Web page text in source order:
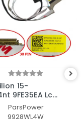
15-
9FE35EA Lcd
Data Flex
ParsPower
9928WL4W